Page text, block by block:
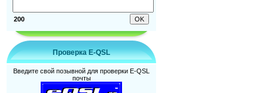
200
Проверка E-QSL
Введите свой позывной для проверки E-QSL
почты